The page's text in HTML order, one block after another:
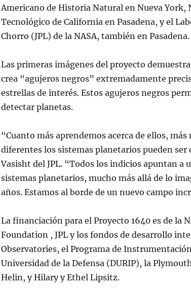
Americano de Historia Natural en Nueva York,
Tecnológico de California en Pasadena, y el
Chorro (JPL) de la NASA, también en Pasadena.
Las primeras imágenes del proyecto
crea “agujeros negros” extremadamente
estrellas de interés. Estos agujeros negros
detectar planetas.
“Cuanto más aprendemos acerca de ellos,
diferentes los sistemas planetarios pueden
Vasisht del JPL. “Todos los indicios apuntan a
sistemas planetarios, mucho más allá de lo
años. Estamos al borde de un nuevo campo
La financiación para el Proyecto 1640 es de la
Foundation , JPL y los fondos de desarrollo
Observatories, el Programa de
Universidad de la Defensa (DURIP), la
Helin, y Hilary y Ethel Lipsitz.